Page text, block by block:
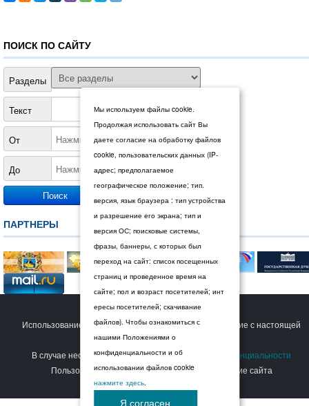
ПОИСК ПО САЙТУ
Разделы
Текст
От
До
ПАРТНЕРЫ
© 2026 Дума Ставропольского края.
Использование сайта Пользователем означает согласие с настоящей
Политикой конфиденциальности
В случае несогласия с условиями Политики конфиденциальности
Пользователь должен прекратить использование сайта
Мы используем файлы cookie.
Продолжая использовать сайт Вы
даете согласие на обработку файлов
cookie, пользовательских данных (IP-
адрес; предполагаемое
географическое положение; тип.
версия, язык браузера : тип устройства
и разрешение его экрана; тип и
версия ОС; поисковые системы,
фразы, баннеры, с которых был
переход на сайт: список посещенных
страниц и проведенное время на
сайте; пол и возраст посетителей; инт
ересы посетителей; скачивание
файлов). Чтобы ознакомиться с
нашими Положениями о
конфиденциальности и об
использовании файлов cookie
нажмите здесь.
Я согласен